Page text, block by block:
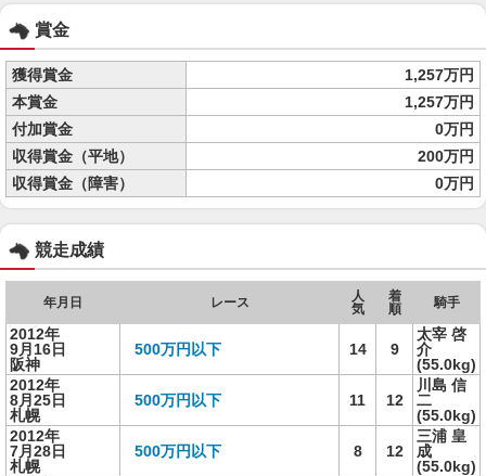
賞金
獲得賞金
1,257万円
本賞金
1,257万円
付加賞金
0万円
収得賞金（平地）
200万円
収得賞金（障害）
0万円
競走成績
年月日 レース
人
気
着
順
騎手
2012年
9月16日
阪神
500万円以下 14 9
太宰 啓
介
(55.0kg)
2012年
8月25日
札幌
500万円以下 11 12
川島 信
二
(55.0kg)
2012年
7月28日
札幌
500万円以下 8 12
三浦 皇
成
(55.0kg)